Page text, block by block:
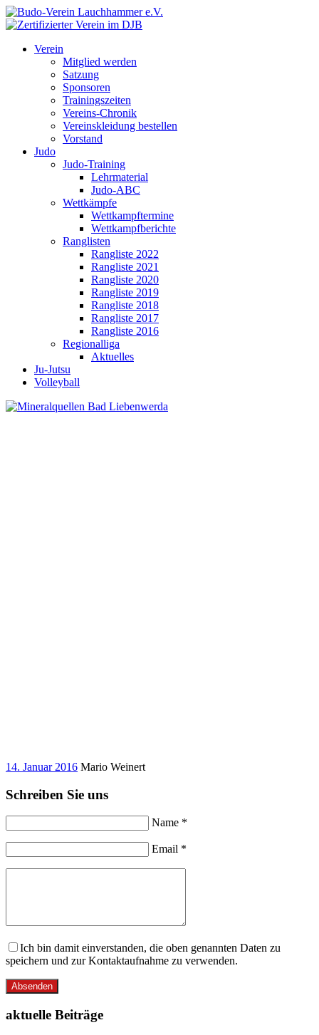
Verein
Mitglied werden
Satzung
Sponsoren
Trainingszeiten
Vereins-Chronik
Vereinskleidung bestellen
Vorstand
Judo
Judo-Training
Lehrmaterial
Judo-ABC
Wettkämpfe
Wettkampftermine
Wettkampfberichte
Ranglisten
Rangliste 2022
Rangliste 2021
Rangliste 2020
Rangliste 2019
Rangliste 2018
Rangliste 2017
Rangliste 2016
Regionalliga
Aktuelles
Ju-Jutsu
Volleyball
14. Januar 2016 Mario Weinert
Schreiben Sie uns
Name *
Email *
Ich bin damit einverstanden, die oben genannten Daten zu
speichern und zur Kontaktaufnahme zu verwenden.
Absenden
aktuelle Beiträge